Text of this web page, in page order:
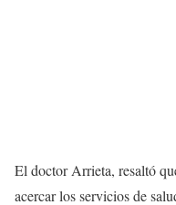
El doctor Arrieta, resaltó
acercar los servicios de